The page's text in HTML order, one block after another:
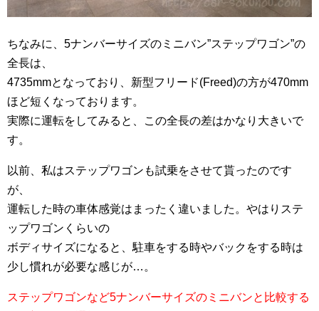
ちなみに、5ナンバーサイズのミニバン”ステップワゴン”の
全長は、
4735mmとなっており、新型フリード(Freed)の方が470mm
ほど短くなっております。
実際に運転をしてみると、この全長の差はかなり大きいで
す。
以前、私はステップワゴンも試乗をさせて貰ったのです
が、
運転した時の車体感覚はまったく違いました。やはりステ
ップワゴンくらいの
ボディサイズになると、駐車をする時やバックをする時は
少し慣れが必要な感じが…。
ステップワゴンなど5ナンバーサイズのミニバンと比較する